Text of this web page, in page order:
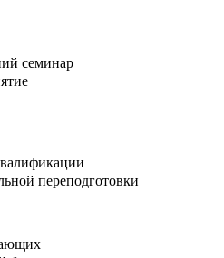
семинар
переподготовки